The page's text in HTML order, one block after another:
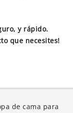
y rápido.
que necesites!
de cama para